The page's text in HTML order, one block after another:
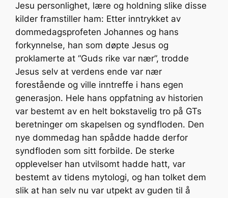
Jesu personlighet, lære og holdning slike disse
kilder framstiller ham: Etter inntrykket av
dommedagsprofeten Johannes og hans
forkynnelse, han som døpte Jesus og
proklamerte at “Guds rike var nær”, trodde
Jesus selv at verdens ende var nær
forestående og ville inntreffe i hans egen
generasjon. Hele hans oppfatning av historien
var bestemt av en helt bokstavelig tro på GTs
beretninger om skapelsen og syndfloden. Den
nye dommedag han spådde hadde derfor
syndfloden som sitt forbilde. De sterke
opplevelser han utvilsomt hadde hatt, var
bestemt av tidens mytologi, og han tolket dem
slik at han selv nu var utpekt av guden til å